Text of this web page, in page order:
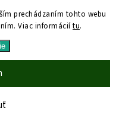
prechádzaním tohto webu
Viac informáciítu.
. Všetky práva vyhradené.
cookies